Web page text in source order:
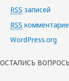
RSS записей
RSS
WordPress.org
ОСТАЛИСЬ